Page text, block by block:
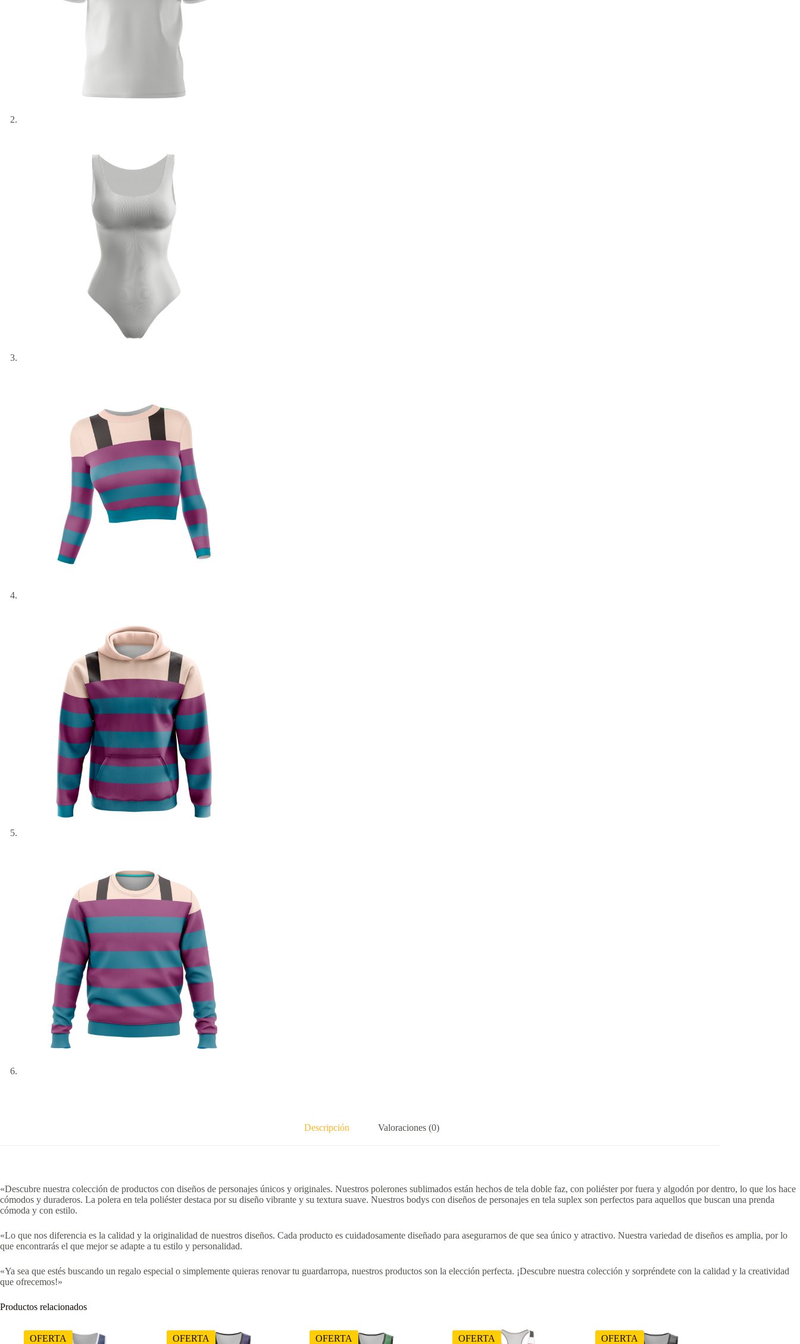
Descripción Valoraciones (0)
«Descubre nuestra colección de productos con diseños de personajes únicos y originales. Nuestros polerones sublimados están hechos de tela doble faz, con poliéster por fuera y algodón por dentro, lo que los hace
cómodos y duraderos. La polera en tela poliéster destaca por su diseño vibrante y su textura suave. Nuestros bodys con diseños de personajes en tela suplex son perfectos para aquellos que buscan una prenda
cómoda y con estilo.
«Lo que nos diferencia es la calidad y la originalidad de nuestros diseños. Cada producto es cuidadosamente diseñado para asegurarnos de que sea único y atractivo. Nuestra variedad de diseños es amplia, por lo
que encontrarás el que mejor se adapte a tu estilo y personalidad.
«Ya sea que estés buscando un regalo especial o simplemente quieras renovar tu guardarropa, nuestros productos son la elección perfecta. ¡Descubre nuestra colección y sorpréndete con la calidad y la creatividad
que ofrecemos!»
Productos relacionados
OFERTA OFERTA OFERTA OFERTA OFERTA